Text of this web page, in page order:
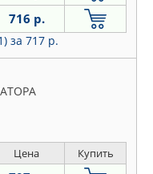
716 р.
за 717 р.
Цена Купить